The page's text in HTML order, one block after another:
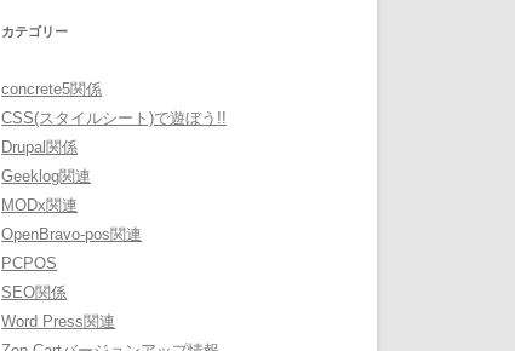
カテゴリー
concrete5関係
CSS(スタイルシート)で遊ぼう!!
Drupal関係
Geeklog関連
MODx関連
OpenBravo-pos関連
PCPOS
SEO関係
Word Press関連